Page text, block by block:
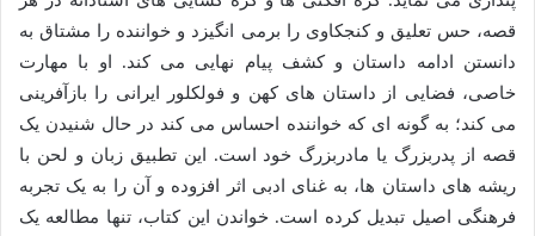
قصه، حس تعلیق و کنجکاوی را برمی انگیزد و خواننده را مشتاق به
دانستن ادامه داستان و کشف پیام نهایی می کند. او با مهارت
خاصی، فضایی از داستان های کهن و فولکلور ایرانی را بازآفرینی
می کند؛ به گونه ای که خواننده احساس می کند در حال شنیدن یک
قصه از پدربزرگ یا مادربزرگ خود است. این تطبیق زبان و لحن با
ریشه های داستان ها، به غنای ادبی اثر افزوده و آن را به یک تجربه
فرهنگی اصیل تبدیل کرده است. خواندن این کتاب، تنها مطالعه یک